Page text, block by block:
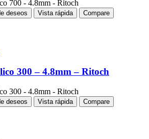
deseos Vista rápida Compare
300 – 4.8mm – Ritoch
deseos Vista rápida Compare